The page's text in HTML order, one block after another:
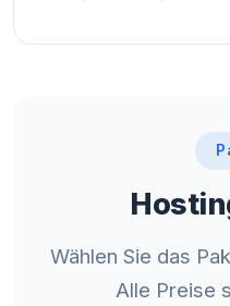
Wählen Sie das
Alle Preise